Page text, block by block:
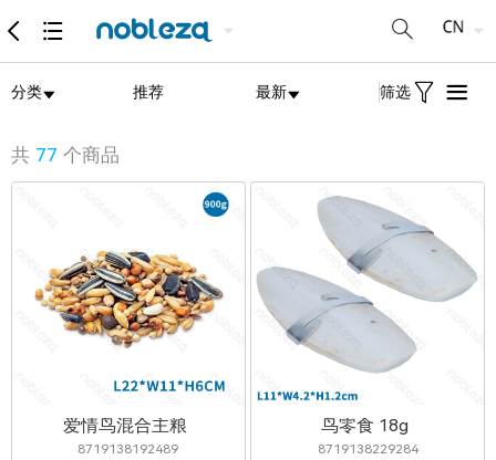
分类 推荐 最新 筛选
共 77 个商品
爱情鸟混合主粮
8719138192489
鸟零食 18g
8719138229284